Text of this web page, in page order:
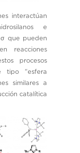
interactúan
e
que pueden
reacciones
procesos
tipo “esfera
similares a
catalítica